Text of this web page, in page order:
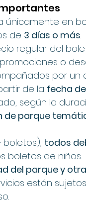
únicamente en
de 3 días o más.
regular del
o
por un
de la fecha
según la
de parque
boletos), todos
boletos de niños.
del parque y
están